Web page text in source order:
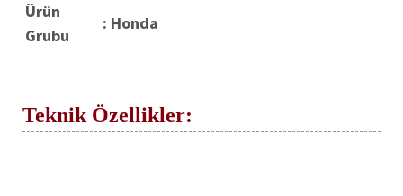
Ürün
Grubu
: Honda
Teknik Özellikler: